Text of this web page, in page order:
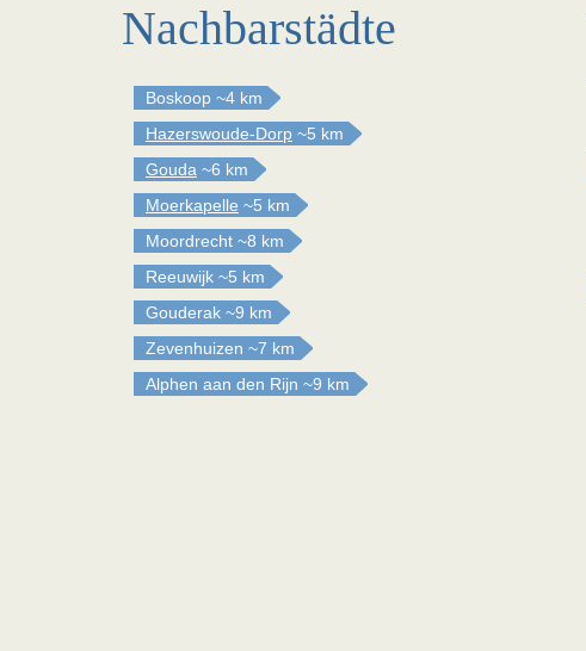
Nachbarstädte
Boskoop ~4 km
Hazerswoude-Dorp ~5 km
Gouda ~6 km
Moerkapelle ~5 km
Moordrecht ~8 km
Reeuwijk ~5 km
Gouderak ~9 km
Zevenhuizen ~7 km
Alphen aan den Rijn ~9 km